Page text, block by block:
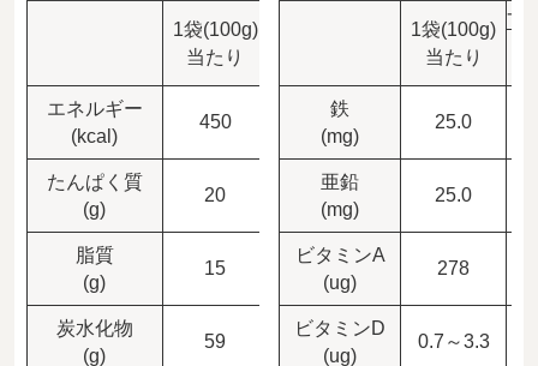
1袋(100g)
当たり
1食(1カップ、本品20g)
エネルギー
(kcal)
450
たんぱく質
(g)
20
脂質
(g)
15 3
炭水化物
(g)
59 11.8
1袋(100g)
当たり
一
鉄
(mg)
25.0
亜鉛
(mg)
25.0
ビタミンA
(ug)
278
ビタミンD
(ug)
0.7～3.3